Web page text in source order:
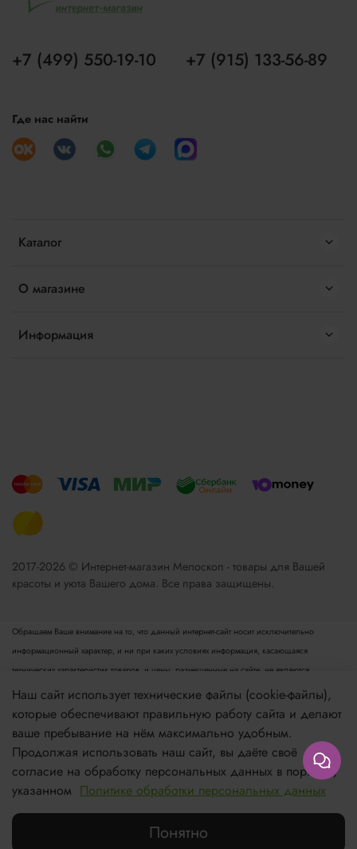
Каталог
О магазине
Информация
+7 (499) 550-19-10 +7 (915) 133-56-89
Где нас найти
2017-2026 © Интернет-магазин Мелоскоп - товары для Вашей
красоты и уюта Вашего дома. Все права защищены.
Обращаем Ваше внимание на то, что данный интернет-сайт носит исключительно
информационный характер, и ни при каких условиях информация, касающаяся
технических характеристик товаров, и цены, размещенные на сайте, не являются
публичной офертой, определяемой положениями пункта 2 статьи 437 Гражданского
кодекса РФ. Для получения подробной информации просьба обращаться к менеджеру.
Опубликованная на данном сайте информация может быть изменена в любое время без
предварительного уведомления.
Если вы заметили ошибку в описании, пожалуйста, сообщите нам по адресу
zakaz@meloskop.ru
Наш сайт использует технические файлы (cookie-файлы),
которые обеспечивают правильную работу сайта и делают
ваше пребывание на нём максимально удобным.
Продолжая использовать наш сайт, вы даёте своё
согласие на обработку персональных данных в порядке,
указанном Политике обработки персональных данных
Понятно